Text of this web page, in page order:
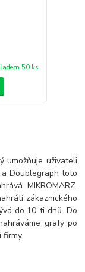
50 ks
umožňuje uživateli
Doublegraph toto
MIKROMARZ.
zákaznického
do 10-ti dnů. Do
grafy po